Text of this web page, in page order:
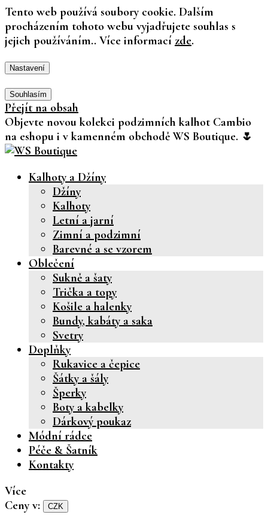
Tento web používá soubory cookie. Dalším
procházením tohoto webu vyjadřujete souhlas s
jejich používáním.. Více informací zde.
Nastavení
Souhlasím
Přejít na obsah
Objevte novou kolekci podzimních kalhot Cambio
na eshopu i v kamenném obchodě WS Boutique. 🌷
Kalhoty a Džíny
Džíny
Kalhoty
Letní a jarní
Zimní a podzimní
Barevné a se vzorem
Oblečení
Sukně a šaty
Trička a topy
Košile a halenky
Bundy, kabáty a saka
Svetry
Doplňky
Rukavice a čepice
Šátky a šály
Šperky
Boty a kabelky
Dárkový poukaz
Módní rádce
Péče & Šatník
Kontakty
Více
Ceny v:
CZK